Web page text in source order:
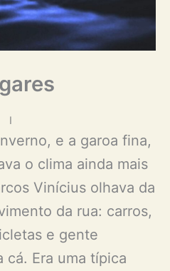
I
e a garoa fina,
o clima ainda mais
Vinícius olhava da
da rua: carros,
e gente
cá. Era uma típica